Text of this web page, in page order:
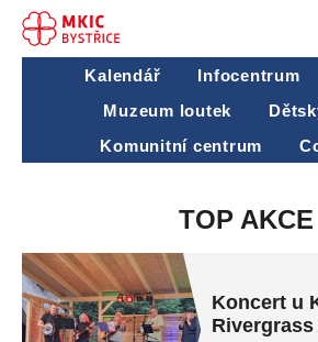
Kalendář Infocentrum
Muzeum loutek
Komunitní centrum
TOP AKCE
Koncert u
Rivergrass